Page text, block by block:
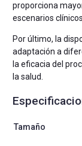
proporciona
escenarios
Por último, la
adaptación a
la eficacia del
la salud.
Tamaño